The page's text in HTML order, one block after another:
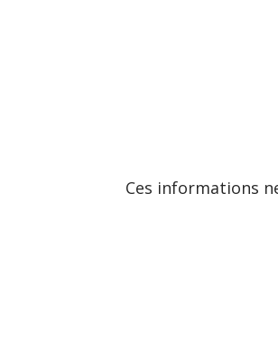
Ces informations